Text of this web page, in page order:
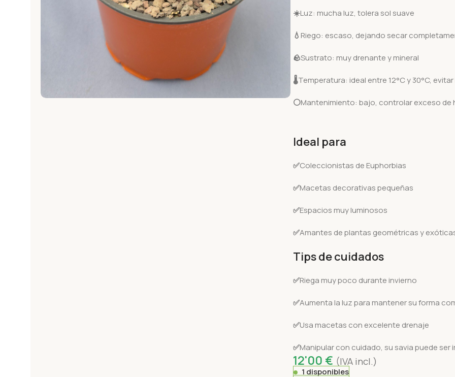
☀️Luz: mucha luz, tolera sol suave
💧 Riego: escaso, dejando secar
🪨Sustrato: muy drenante y mineral
🌡️Temperatura: ideal entre 12°C y 30°C,
⚪Mantenimiento: bajo, controlar exceso de
Ideal para
✅Coleccionistas de Euphorbias
✅Macetas decorativas pequeñas
✅Espacios muy luminosos
✅Amantes de plantas geométricas y
Tips de cuidados
✅Riega muy poco durante invierno
✅Aumenta la luz para mantener su forma
✅Usa macetas con excelente drenaje
✅Manipular con cuidado, su savia puede ser
12'00 € (IVA incl.)
1 disponibles